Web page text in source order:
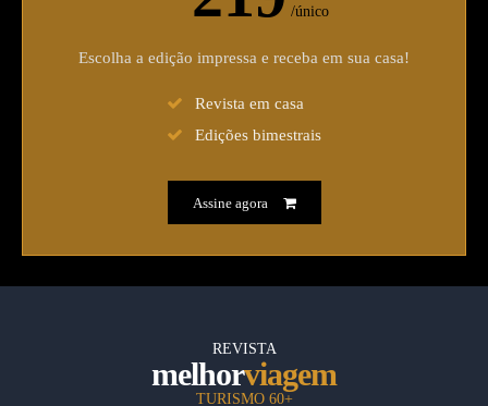
/único
Escolha a edição impressa e receba em sua casa!
Revista em casa
Edições bimestrais
Assine agora
REVISTA
melhorviagem
TURISMO 60+